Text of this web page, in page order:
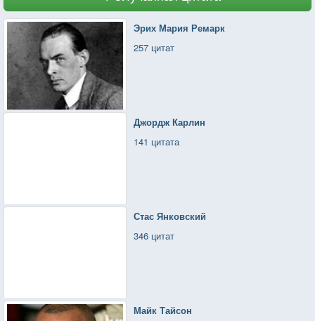
Эрих Мария Ремарк
257 цитат
Джордж Карлин
141 цитата
Стас Янковский
346 цитат
Майк Тайсон